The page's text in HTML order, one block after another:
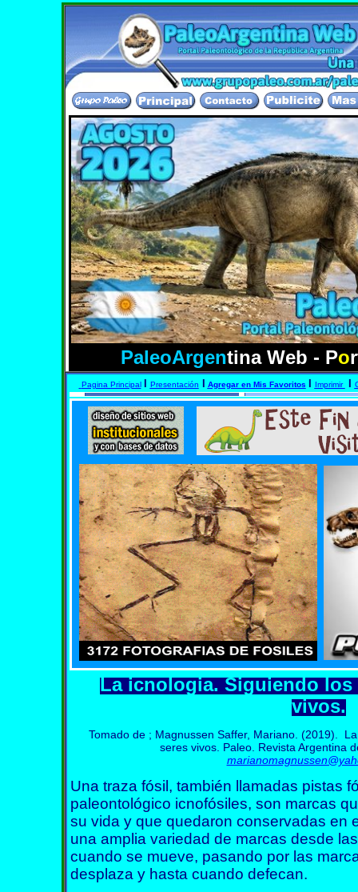
El Portal Paleontologico mas completo
PaleoArgentina Web - Po
Pagina Principal Presentación Agregar en Mis Favoritos Imprimir
La icnologia. Siguiendo los
vivos.
Tomado de ; Magnussen Saffer, Mariano. (2019).
seres vivos. Paleo. Revista Argentina
Una traza fósil, también llamadas pistas
paleontológico icnofósiles, son marcas
su vida y que quedaron conservadas en
una amplia variedad de marcas desde
cuando se mueve, pasando por las
desplaza y hasta cuando defecan.